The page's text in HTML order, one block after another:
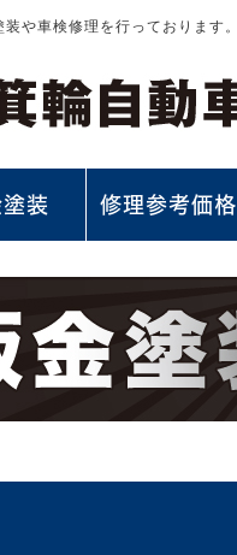
や車検修理を行っております。
装 修理参考価格